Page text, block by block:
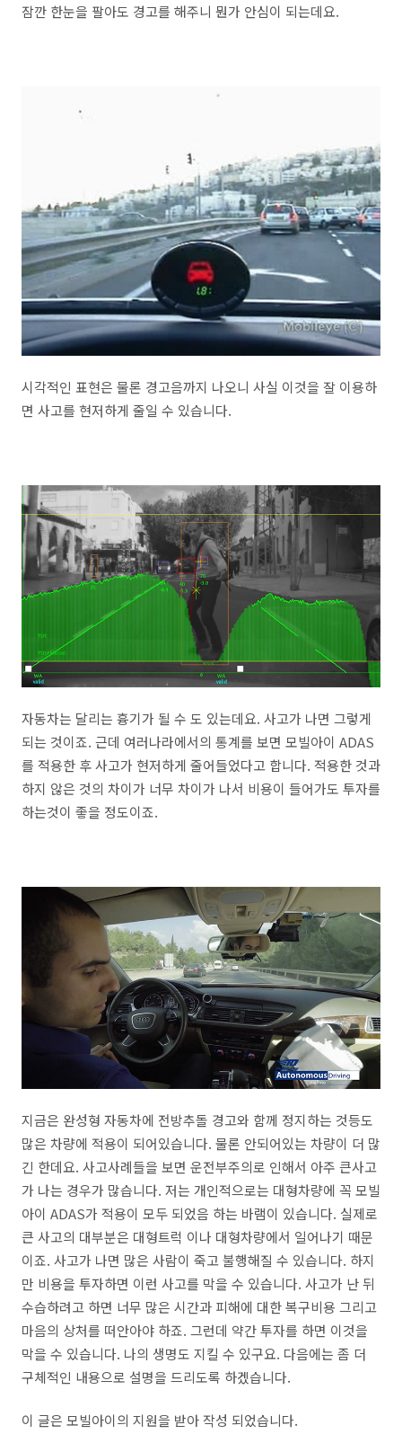
잠깐 한눈을 팔아도 경고를 해주니 뭔가 안심이 되는데요.
시각적인 표현은 물론 경고음까지 나오니 사실 이것을 잘 이용하
면 사고를 현저하게 줄일 수 있습니다.
자동차는 달리는 흉기가 될 수 도 있는데요. 사고가 나면 그렇게
되는 것이죠. 근데 여러나라에서의 통계를 보면 모빌아이 ADAS
를 적용한 후 사고가 현저하게 줄어들었다고 합니다. 적용한 것과
하지 않은 것의 차이가 너무 차이가 나서 비용이 들어가도 투자를
하는것이 좋을 정도이죠.
지금은 완성형 자동차에 전방추돌 경고와 함께 정지하는 것등도
많은 차량에 적용이 되어있습니다. 물론 안되어있는 차량이 더 많
긴 한데요. 사고사례들을 보면 운전부주의로 인해서 아주 큰사고
가 나는 경우가 많습니다. 저는 개인적으로는 대형차량에 꼭 모빌
아이 ADAS가 적용이 모두 되었음 하는 바램이 있습니다. 실제로
큰 사고의 대부분은 대형트럭 이나 대형차량에서 일어나기 때문
이죠. 사고가 나면 많은 사람이 죽고 불행해질 수 있습니다. 하지
만 비용을 투자하면 이런 사고를 막을 수 있습니다. 사고가 난 뒤
수습하려고 하면 너무 많은 시간과 피해에 대한 복구비용 그리고
마음의 상처를 떠안아야 하죠. 그런데 약간 투자를 하면 이것을
막을 수 있습니다. 나의 생명도 지킬 수 있구요. 다음에는 좀 더
구체적인 내용으로 설명을 드리도록 하겠습니다.
이 글은 모빌아이의 지원을 받아 작성 되었습니다.